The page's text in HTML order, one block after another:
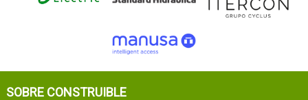
SOBRE CONSTRUIBLE